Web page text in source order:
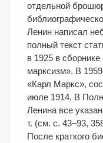
отдельной
Ленин написал
полный текст
в 1925 в
марксизм». В
«Карл Маркс»,
июле 1914. В
Ленина все
т. (см. с. 43‒93,
После краткого